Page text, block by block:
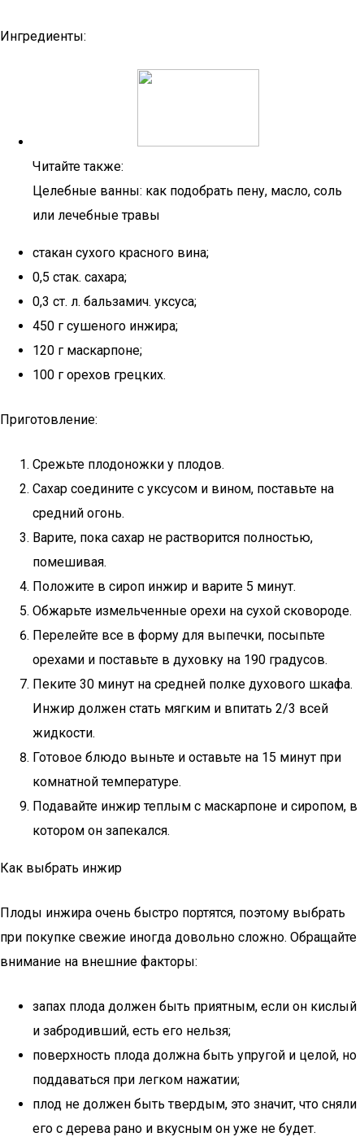
Ингредиенты:
Читайте также:
Целебные ванны: как подобрать пену, масло, соль
или лечебные травы
стакан сухого красного вина;
0,5 стак. сахара;
0,3 ст. л. бальзамич. уксуса;
450 г сушеного инжира;
120 г маскарпоне;
100 г орехов грецких.
Приготовление:
Срежьте плодоножки у плодов.
Сахар соедините с уксусом и вином, поставьте на
средний огонь.
Варите, пока сахар не растворится полностью,
помешивая.
Положите в сироп инжир и варите 5 минут.
Обжарьте измельченные орехи на сухой сковороде.
Перелейте все в форму для выпечки, посыпьте
орехами и поставьте в духовку на 190 градусов.
Пеките 30 минут на средней полке духового шкафа.
Инжир должен стать мягким и впитать 2/3 всей
жидкости.
Готовое блюдо выньте и оставьте на 15 минут при
комнатной температуре.
Подавайте инжир теплым с маскарпоне и сиропом, в
котором он запекался.
Как выбрать инжир
Плоды инжира очень быстро портятся, поэтому выбрать
при покупке свежие иногда довольно сложно. Обращайте
внимание на внешние факторы:
запах плода должен быть приятным, если он кислый
и забродивший, есть его нельзя;
поверхность плода должна быть упругой и целой, но
поддаваться при легком нажатии;
плод не должен быть твердым, это значит, что сняли
его с дерева рано и вкусным он уже не будет.